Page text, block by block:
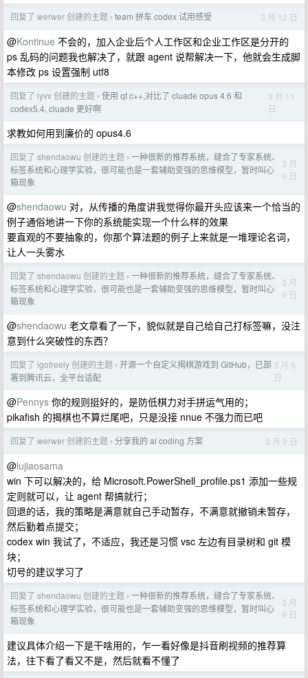
回复了 werwer 创建的主题 › team 拼车 codex 试用感受 3 月 12 日
@Kontinue 不会的，加入企业后个人工作区和企业工作区是分开的
ps 乱码的问题我也解决了，就跟 agent 说帮解决一下，他就会生成脚
本修改 ps 设置强制 utf8
回复了 lyvv 创建的主题 › 使用 qt c++,对比了 cluade opus 4.6 和
codex5.4, cluade 更好啊
3 月 11
日
求教如何用到廉价的 opus4.6
回复了 shendaowu 创建的主题 › 一种很新的推荐系统，缝合了专家系统、
标签系统和心理学实验，很可能也是一套辅助变强的思维模型，暂时叫心
箱现象
3 月
9 日
@shendaowu 对，从传播的角度讲我觉得你最开头应该来一个恰当的
例子通俗地讲一下你的系统能实现一个什么样的效果
要直观的不要抽象的，你那个算法题的例子上来就是一堆理论名词，
让人一头雾水
回复了 shendaowu 创建的主题 › 一种很新的推荐系统，缝合了专家系统、
标签系统和心理学实验，很可能也是一套辅助变强的思维模型，暂时叫心
箱现象
3 月
9 日
@shendaowu 老文章看了一下，貌似就是自己给自己打标签嘛，没注
意到什么突破性的东西？
回复了 igofreely 创建的主题 › 开源一个自定义揭棋游戏到 GitHub，已部
署到腾讯云，全平台适配
3 月 9
日
@Pennys 你的规则挺好的，是防低棋力对手拼运气用的；
pikafish 的揭棋也不算烂尾吧，只是没接 nnue 不强力而已吧
回复了 werwer 创建的主题 › 分享我的 ai coding 方案 3 月 9 日
@lujiaosama
win 下可以解决的，给 Microsoft.PowerShell_profile.ps1 添加一些规
定则就可以，让 agent 帮搞就行；
回退的话，我的策略是满意就自己手动暂存，不满意就撤销未暂存，
然后勤着点提交；
codex win 我试了，不适应，我还是习惯 vsc 左边有目录树和 git 模
块；
切号的建议学习了
回复了 shendaowu 创建的主题 › 一种很新的推荐系统，缝合了专家系统、
标签系统和心理学实验，很可能也是一套辅助变强的思维模型，暂时叫心
箱现象
3 月
9 日
建议具体介绍一下是干啥用的，乍一看好像是抖音刷视频的推荐算
法，往下看了看又不是，然后就看不懂了